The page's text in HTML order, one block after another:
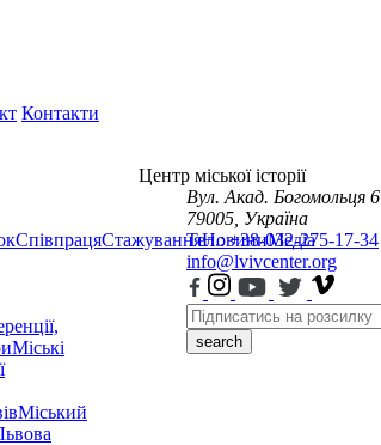
Контакти
СпівпрацяСтажуванняНовиниМедіа
Міські
Міський
Центр міської історії
Вул. Акад. Богомольця 6
79005, Україна
Тел.: +38-032-275-17-34
info@lvivcenter.org
search